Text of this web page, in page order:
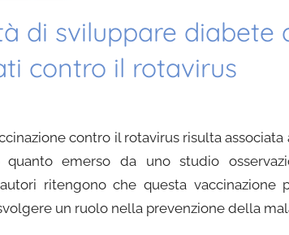
di sviluppare diabete
contro il rotavirus
contro il rotavirus risulta
quanto emerso da uno studio
ritengono che questa vaccinazione
un ruolo nella prevenzione della